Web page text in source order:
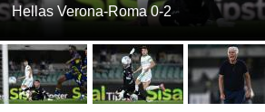
Hellas Verona-Roma 0-2